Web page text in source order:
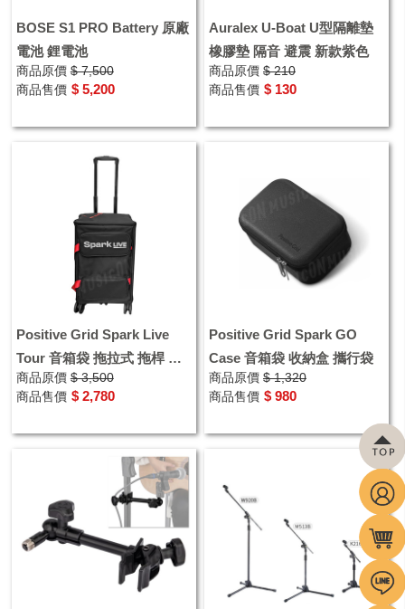
BOSE S1 PRO Battery 原廠
電池 鋰電池
商品原價 $ 7,500
商品售價 $ 5,200
Auralex U-Boat U型隔離墊
橡膠墊 隔音 避震 新款紫色
商品原價 $ 210
商品售價 $ 130
Positive Grid Spark Live
Tour 音箱袋 拖拉式 拖桿 附
輪子 喇叭袋 收納袋
商品原價 $ 3,500
商品售價 $ 2,780
Positive Grid Spark GO
Case 音箱袋 收納盒 攜行袋
商品原價 $ 1,320
商品售價 $ 980